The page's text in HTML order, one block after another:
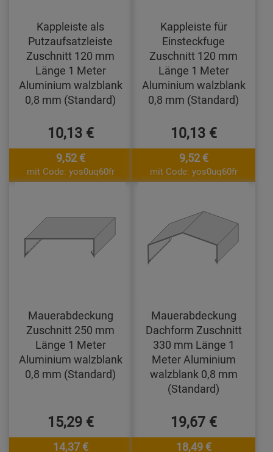
Kappleiste als
Putzaufsatzleiste
Zuschnitt 120 mm
Länge 1 Meter
Aluminium walzblank
0,8 mm (Standard)
10,13 €
9,52 €
mit Code: yos0uq60fr
Kappleiste für
Einsteckfuge
Zuschnitt 120 mm
Länge 1 Meter
Aluminium walzblank
0,8 mm (Standard)
10,13 €
9,52 €
mit Code: yos0uq60fr
Mauerabdeckung
Zuschnitt 250 mm
Länge 1 Meter
Aluminium walzblank
0,8 mm (Standard)
15,29 €
14,37 €
Mauerabdeckung
Dachform Zuschnitt
330 mm Länge 1
Meter Aluminium
walzblank 0,8 mm
(Standard)
19,67 €
18,49 €